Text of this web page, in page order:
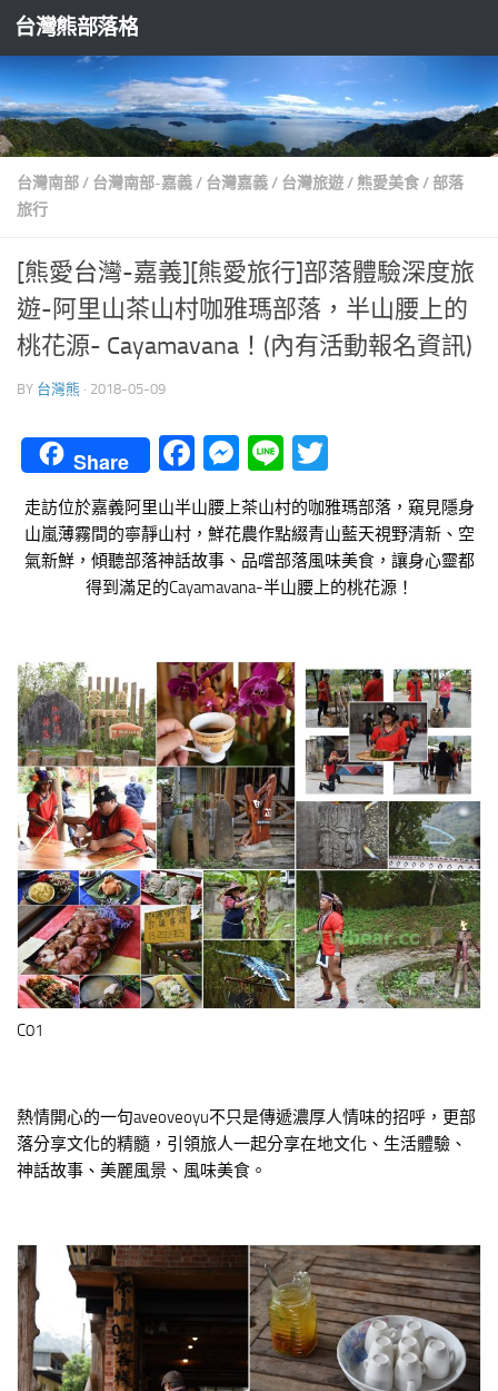
Skip to content
台灣熊部落格
台灣南部/ 台灣南部-嘉義/ 台灣嘉義/ 台灣旅遊/ 熊愛美食/部落
旅行
[熊愛台灣-嘉義][熊愛旅行]部落體驗深度旅
遊-阿里山茶山村咖雅瑪部落，半山腰上的
桃花源- Cayamavana！(內有活動報名資訊)
BY 台灣熊 · 2018-05-09
Share Facebook
Messenger
Line
走訪位於嘉義阿里山半山腰上茶山村的咖雅瑪部落，窺見隱身
山嵐薄霧間的寧靜山村，鮮花農作點綴青山藍天視野清新、空
氣新鮮，傾聽部落神話故事、品嚐部落風味美食，讓身心靈都
得到滿足的Cayamavana-半山腰上的桃花源！
C01
熱情開心的一句aveoveoyu不只是傳遞濃厚人情味的招呼，更部
落分享文化的精髓，引領旅人一起分享在地文化、生活體驗、
神話故事、美麗風景、風味美食。